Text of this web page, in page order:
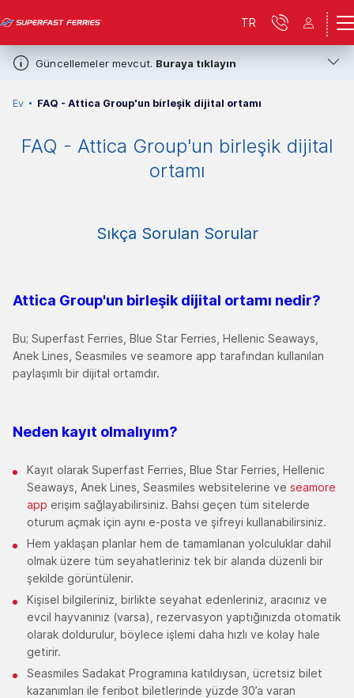
Güncellemeler mevcut. Buraya tıklayın
TR
Ev FAQ - Attica Group'un birleşik dijital ortamı
FAQ - Attica Group'un birleşik dijital
ortamı
Sıkça Sorulan Sorular
Attica Group'un birleşik dijital ortamı nedir?
Bu; Superfast Ferries, Blue Star Ferries, Hellenic Seaways,
Anek Lines, Seasmiles ve seamore app tarafından kullanılan
paylaşımlı bir dijital ortamdır.
Neden kayıt olmalıyım?
Kayıt olarak Superfast Ferries, Blue Star Ferries, Hellenic
Seaways, Anek Lines, Seasmiles websitelerine ve seamore
app erişim sağlayabilirsiniz. Bahsi geçen tüm sitelerde
oturum açmak için aynı e-posta ve şifreyi kullanabilirsiniz.
Hem yaklaşan planlar hem de tamamlanan yolculuklar dahil
olmak üzere tüm seyahatleriniz tek bir alanda düzenli bir
şekilde görüntülenir.
Kişisel bilgileriniz, birlikte seyahat edenleriniz, aracınız ve
evcil hayvanınız (varsa), rezervasyon yaptığınızda otomatik
olarak doldurulur, böylece işlemi daha hızlı ve kolay hale
getirir.
Seasmiles Sadakat Programına katıldıysan, ücretsiz bilet
kazanımları ile feribot biletlerinde yüzde 30’a varan